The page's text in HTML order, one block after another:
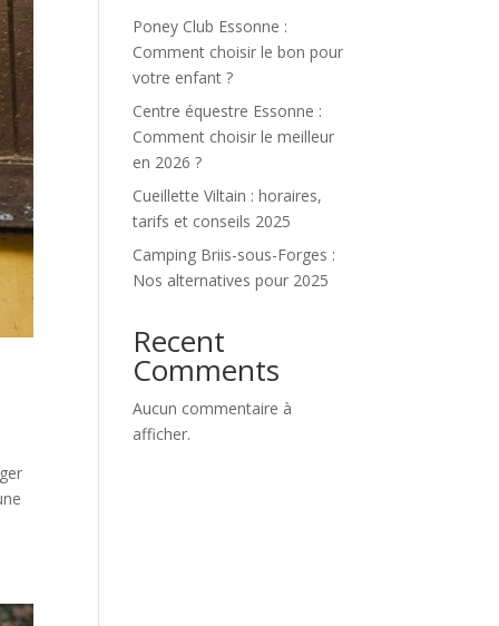
Poney Club Essonne :
Comment choisir le bon pour
votre enfant ?
Centre équestre Essonne :
Comment choisir le meilleur
en 2026 ?
Cueillette Viltain : horaires,
tarifs et conseils 2025
Camping Briis-sous-Forges :
Nos alternatives pour 2025
Recent
Comments
Aucun commentaire à
afficher.